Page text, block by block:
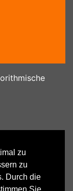
zu
zu
Durch die
- All Rights